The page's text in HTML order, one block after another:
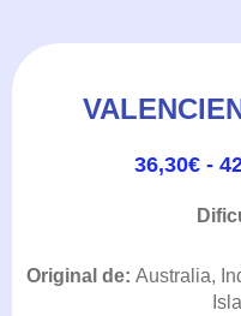
36,30€ -
Original de: Australia,